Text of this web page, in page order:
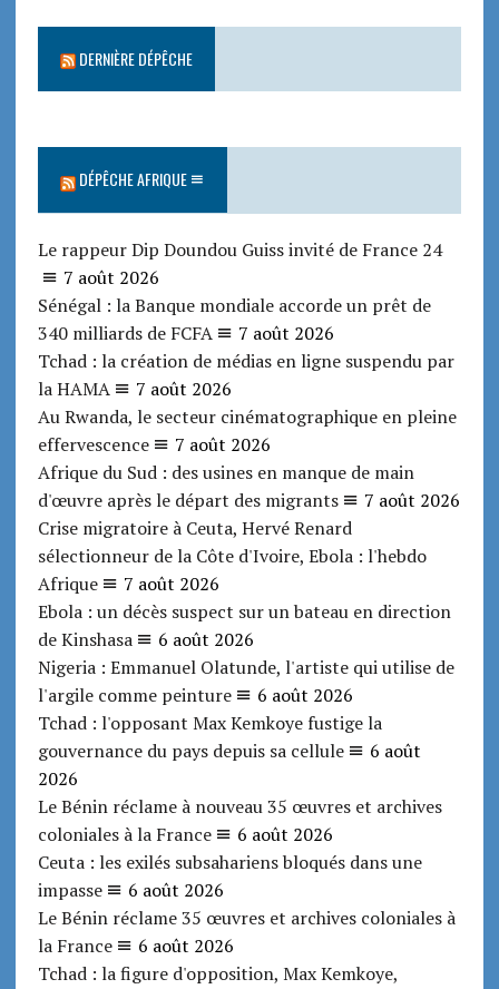
DERNIÈRE DÉPÊCHE
DÉPÊCHE AFRIQUE
Le rappeur Dip Doundou Guiss invité de France 24
7 août 2026
Sénégal : la Banque mondiale accorde un prêt de
340 milliards de FCFA
7 août 2026
Tchad : la création de médias en ligne suspendu par
la HAMA
7 août 2026
Au Rwanda, le secteur cinématographique en pleine
effervescence
7 août 2026
Afrique du Sud : des usines en manque de main
d'œuvre après le départ des migrants
7 août 2026
Crise migratoire à Ceuta, Hervé Renard
sélectionneur de la Côte d'Ivoire, Ebola : l'hebdo
Afrique
7 août 2026
Ebola : un décès suspect sur un bateau en direction
de Kinshasa
6 août 2026
Nigeria : Emmanuel Olatunde, l'artiste qui utilise de
l'argile comme peinture
6 août 2026
Tchad : l'opposant Max Kemkoye fustige la
gouvernance du pays depuis sa cellule
6 août
2026
Le Bénin réclame à nouveau 35 œuvres et archives
coloniales à la France
6 août 2026
Ceuta : les exilés subsahariens bloqués dans une
impasse
6 août 2026
Le Bénin réclame 35 œuvres et archives coloniales à
la France
6 août 2026
Tchad : la figure d'opposition, Max Kemkoye,